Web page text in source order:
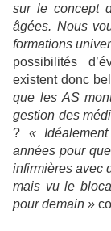
sur le concept
âgées. Nous
formations
possibilités
existent donc
que les AS
gestion des
? «
années pour
infirmières avec
mais vu le
pour demain »